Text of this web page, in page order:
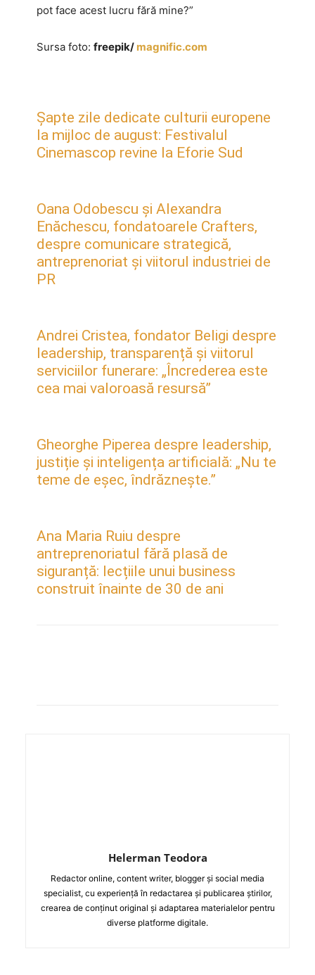
pot face acest lucru fără mine?”
Sursa foto: freepik/ magnific.com
Șapte zile dedicate culturii europene
la mijloc de august: Festivalul
Cinemascop revine la Eforie Sud
Oana Odobescu și Alexandra
Enăchescu, fondatoarele Crafters,
despre comunicare strategică,
antreprenoriat și viitorul industriei de
PR
Andrei Cristea, fondator Beligi despre
leadership, transparență și viitorul
serviciilor funerare: „Încrederea este
cea mai valoroasă resursă”
Gheorghe Piperea despre leadership,
justiție și inteligența artificială: „Nu te
teme de eșec, îndrăznește.”
Ana Maria Ruiu despre
antreprenoriatul fără plasă de
siguranță: lecțiile unui business
construit înainte de 30 de ani
Helerman Teodora
Redactor online, content writer, blogger și social media
specialist, cu experiență în redactarea și publicarea știrilor,
crearea de conținut original și adaptarea materialelor pentru
diverse platforme digitale.